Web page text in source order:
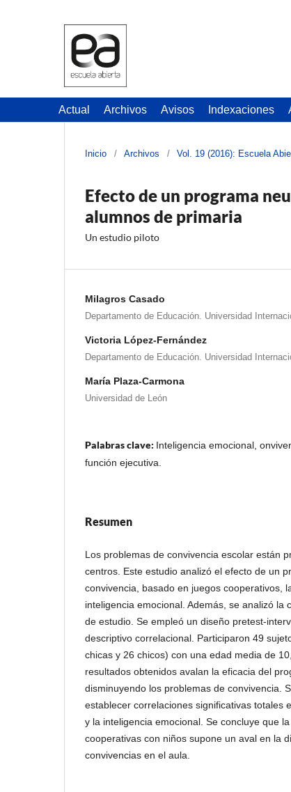
Actual Archivos Avisos Indexaciones
Inicio / Archivos / Vol. 19 (2016): Escuela
Efecto de un programa
alumnos de primaria
Un estudio piloto
Milagros Casado
Departamento de Educación. Universidad
Victoria López-Fernández
Departamento de Educación. Universidad
María Plaza-Carmona
Universidad de León
Palabras clave: Inteligencia emocional,
función ejecutiva.
Resumen
Los problemas de convivencia escolar están
centros. Este estudio analizó el efecto de un
convivencia, basado en juegos cooperativos,
inteligencia emocional. Además, se analizó la
de estudio. Se empleó un diseño pretest-
descriptivo correlacional. Participaron 49
chicas y 26 chicos) con una edad media de
resultados obtenidos avalan la eficacia del
disminuyendo los problemas de convivencia.
establecer correlaciones significativas totales
y la inteligencia emocional. Se concluye que
cooperativas con niños supone un aval en la
convivencias en el aula.